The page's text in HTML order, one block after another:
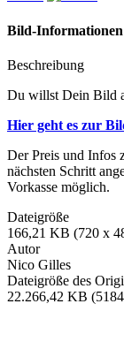
Bild-Informationen
Beschreibung
Du willst Dein Bild
Hier geht es zur
Der Preis und Infos
nächsten Schritt
Vorkasse möglich.
Dateigröße
166,21 KB (720 x
Autor
Nico Gilles
Dateigröße des
22.266,42 KB